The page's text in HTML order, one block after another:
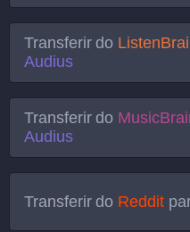
Transferir do
Audius
Transferir do
Audius
Transferir do Reddit